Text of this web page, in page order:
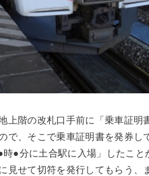
上階の改札口手前に「乗車証明
で、そこで乗車証明書を発券し
●分に土合駅に入場」したこと
見せて切符を発行してもらう、